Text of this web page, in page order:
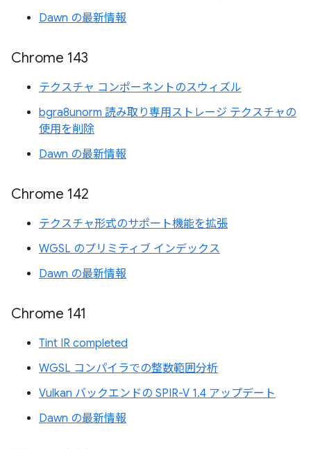
Dawn の最新情報
Chrome 143
テクスチャ コンポーネントのスウィズル
bgra8unorm 読み取り専用ストレージ テクスチャの
使用を削除
Dawn の最新情報
Chrome 142
テクスチャ形式のサポート機能を拡張
WGSL のプリミティブ インデックス
Dawn の最新情報
Chrome 141
Tint IR completed
WGSL コンパイラでの整数範囲分析
Vulkan バックエンドの SPIR-V 1.4 アップデート
Dawn の最新情報